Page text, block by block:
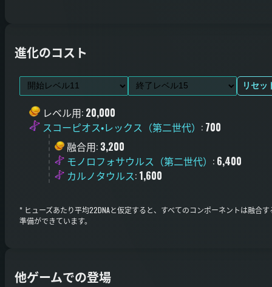
進化のコスト
リセッ
レベル用: 20,000
スコーピオス・レックス（第二世代） : 700
融合用: 3,200
モノロフォサウルス（第二世代） : 6,400
カルノタウルス: 1,600
* ヒューズあたり平均22DNAと仮定すると、すべてのコンポーネントは融合す
準備ができています。
他ゲームでの登場